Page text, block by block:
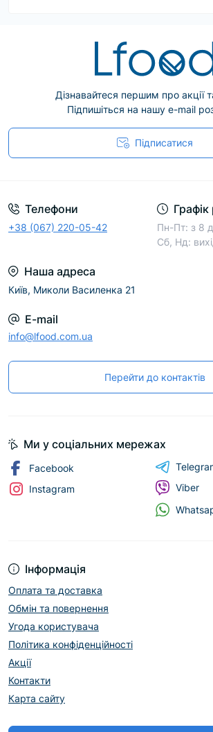
Дізнавайтеся першим про акції
Підпишіться на нашу e-mail
Підписатися
Телефони
+38 (067) 220-05-42
Пн-Пт: з 8
Сб, Нд:
Наша адреса
Київ, Миколи Василенка 21
E-mail
info@lfood.com.ua
Перейти до контактів
Інформація
Оплата та доставка
Обмін та повернення
Угода користувача
Політика конфіденційності
Акції
Контакти
Карта сайту
Ми у соціальних мережах
Facebook
Instagram
Viber